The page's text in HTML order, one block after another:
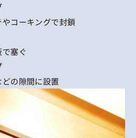
コーキングで封鎖
塞ぐ
の隙間に設置